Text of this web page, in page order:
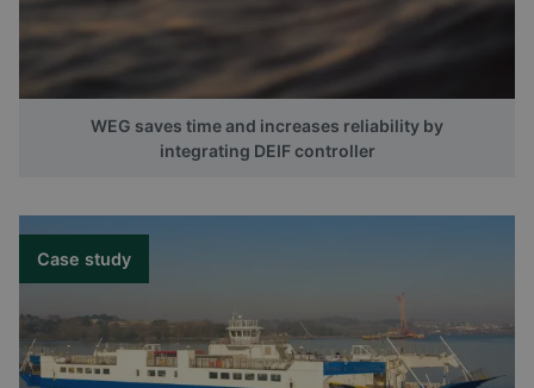
WEG saves time and increases reliability by
integrating DEIF controller
Case study